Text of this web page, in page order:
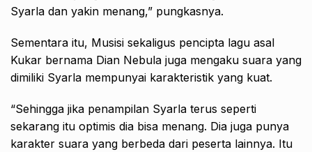
Syarla dan yakin menang,” pungkasnya.
Sementara itu, Musisi sekaligus pencipta lagu asal
Kukar bernama Dian Nebula juga mengaku suara yang
dimiliki Syarla mempunyai karakteristik yang kuat.
“Sehingga jika penampilan Syarla terus seperti
sekarang itu optimis dia bisa menang. Dia juga punya
karakter suara yang berbeda dari peserta lainnya. Itu